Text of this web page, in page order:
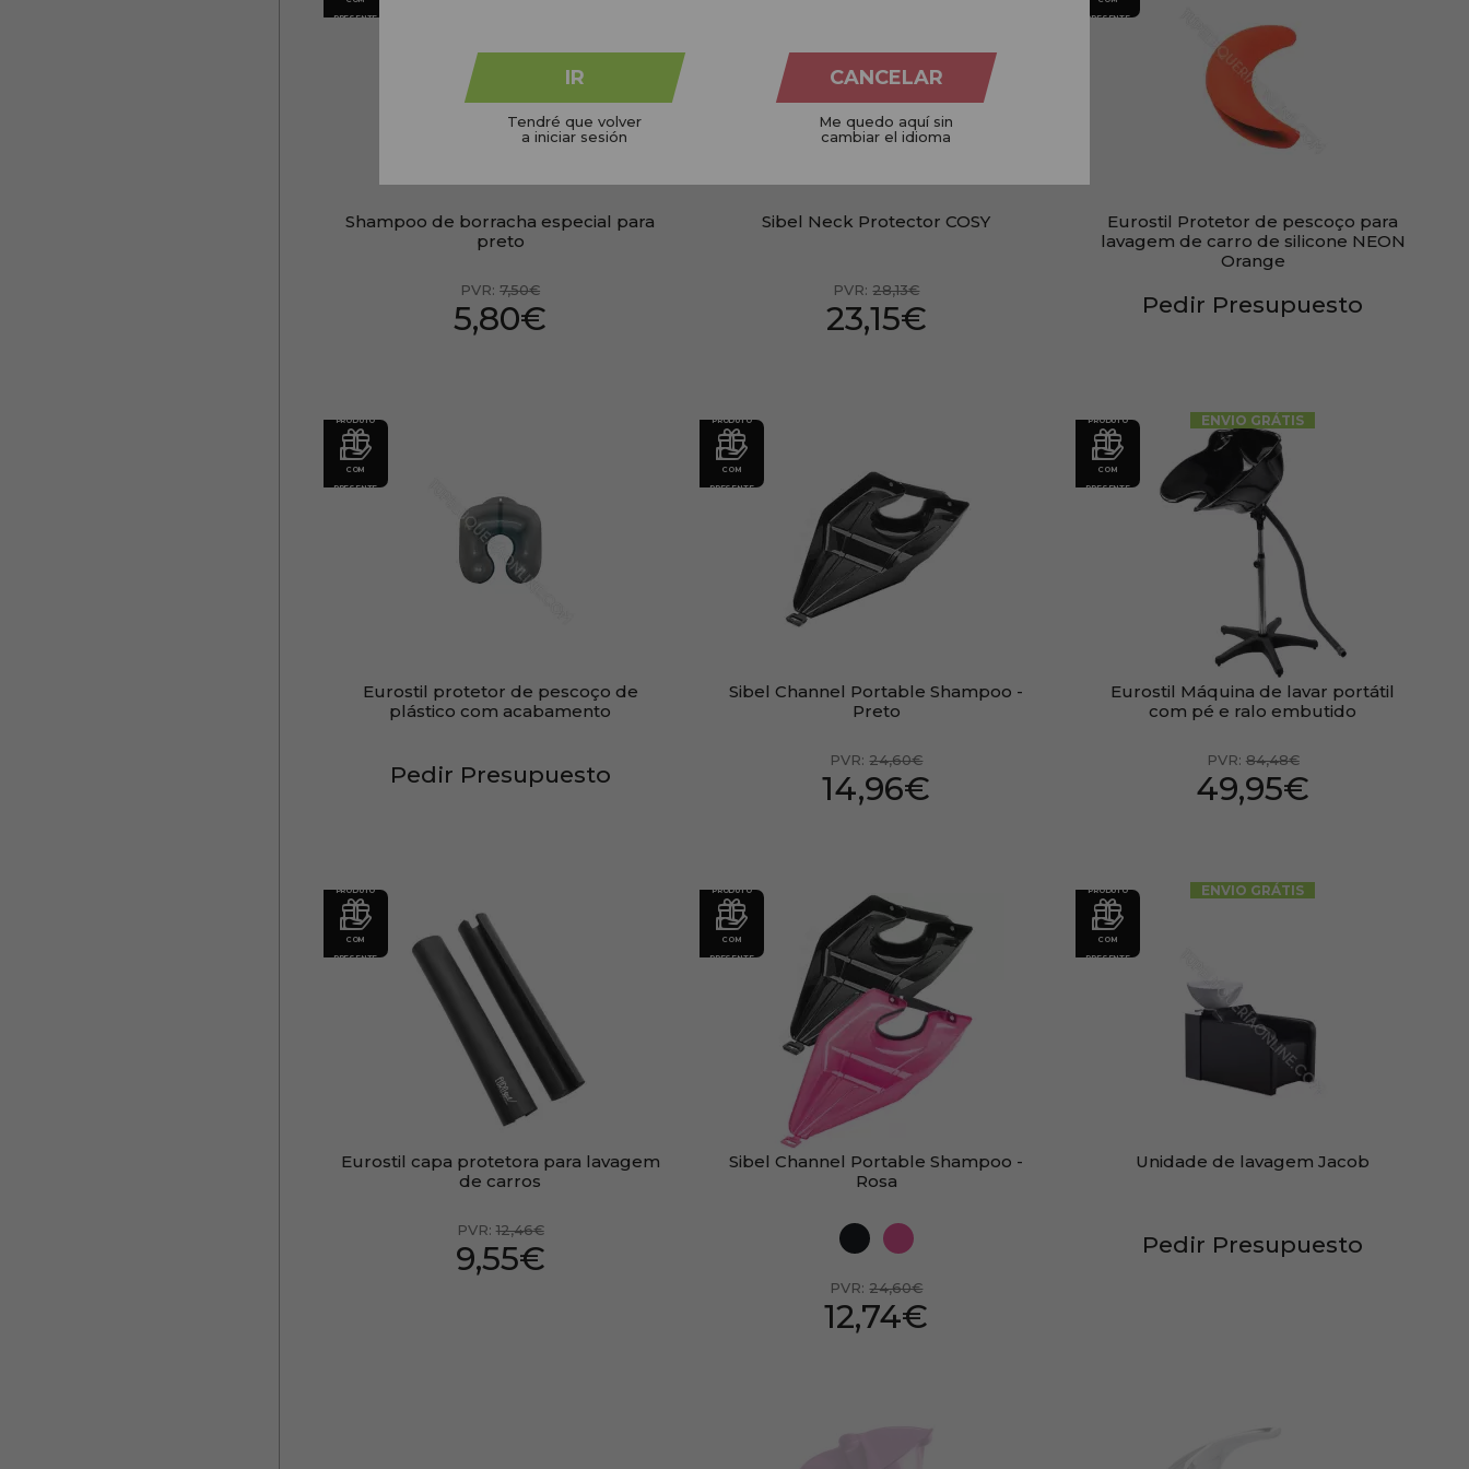
PRESENTE
Shampoo de borracha especial para
preto
PVR:7,50€
5,80€
Sibel Neck Protector COSY
PVR:28,13€
23,15€
PRESENTE
Eurostil Protetor de pescoço para
lavagem de carro de silicone NEON
Orange
Pedir Presupuesto
PRODUTO
COM
PRESENTE
Eurostil protetor de pescoço de
plástico com acabamento
Pedir Presupuesto
PRODUTO
COM
PRESENTE
Sibel Channel Portable Shampoo -
Preto
PVR:24,60€
14,96€
PRODUTO
COM
PRESENTE
ENVIO GRÁTIS
Eurostil Máquina de lavar portátil
com pé e ralo embutido
PVR: 84,48€
49,95€
PRODUTO
COM
PRESENTE
Eurostil capa protetora para lavagem
de carros
PVR: 12,46€
9,55€
PRODUTO
COM
PRESENTE
Sibel Channel Portable Shampoo -
Rosa
PVR:24,60€
12,74€
PRODUTO
COM
PRESENTE
ENVIO GRÁTIS
Unidade de lavagem Jacob
Pedir Presupuesto
IR
Tendré que volver
a iniciar sesión
CANCELAR
Me quedo aquí sin
cambiar el idioma